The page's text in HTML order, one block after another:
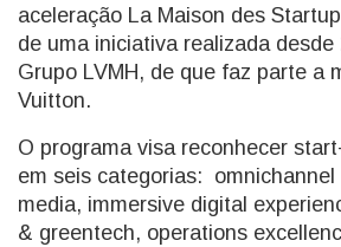
aceleração La Maison des
de uma iniciativa realizada
Grupo LVMH, de que faz parte a
Vuitton.
O programa visa reconhecer
em seis categorias:
media, immersive digital
& greentech, operations